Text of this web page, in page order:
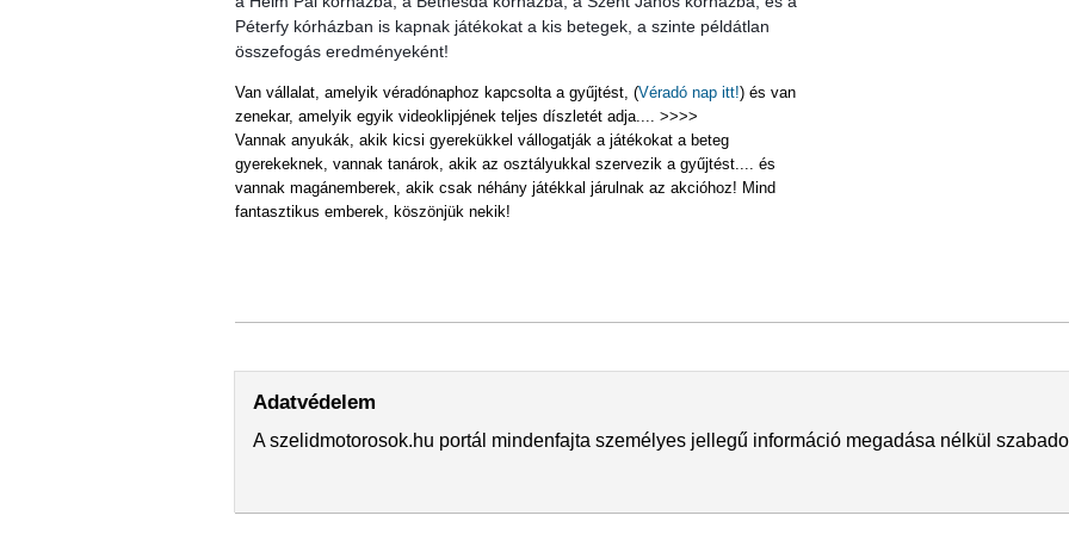
Péterfy kórházban is kapnak játékokat a kis betegek, a szinte példátlan
összefogás eredményeként!
Van vállalat, amelyik véradónaphoz kapcsolta a gyűjtést, (Véradó nap itt!) és van
zenekar, amelyik egyik videoklipjének teljes díszletét adja.... >>>>
Vannak anyukák, akik kicsi gyerekükkel vállogatják a játékokat a beteg
gyerekeknek, vannak tanárok, akik az osztályukkal szervezik a gyűjtést.... és
vannak magánemberek, akik csak néhány játékkal járulnak az akcióhoz! Mind
fantasztikus emberek, köszönjük nekik!
Adatvédelem
A szelidmotorosok.hu portál mindenfajta személyes jellegű információ megadása nélkül